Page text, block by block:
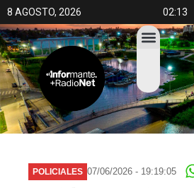
8 AGOSTO, 2026 02:13
POLICIALES 07/06/2026 - 19:19:05